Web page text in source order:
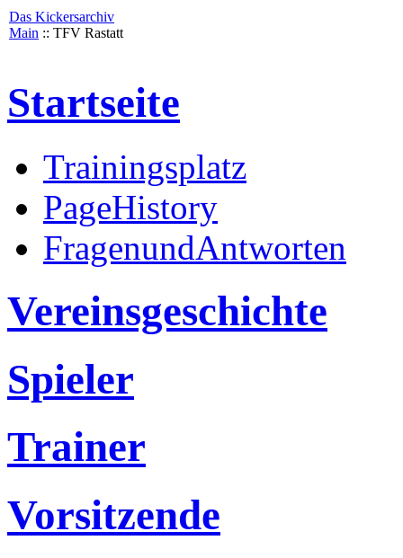
Das Kickersarchiv
Main :: TFV Rastatt
Startseite
Trainingsplatz
PageHistory
FragenundAntworten
Vereinsgeschichte
Spieler
Trainer
Vorsitzende